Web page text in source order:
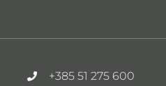
+385 51 275 600